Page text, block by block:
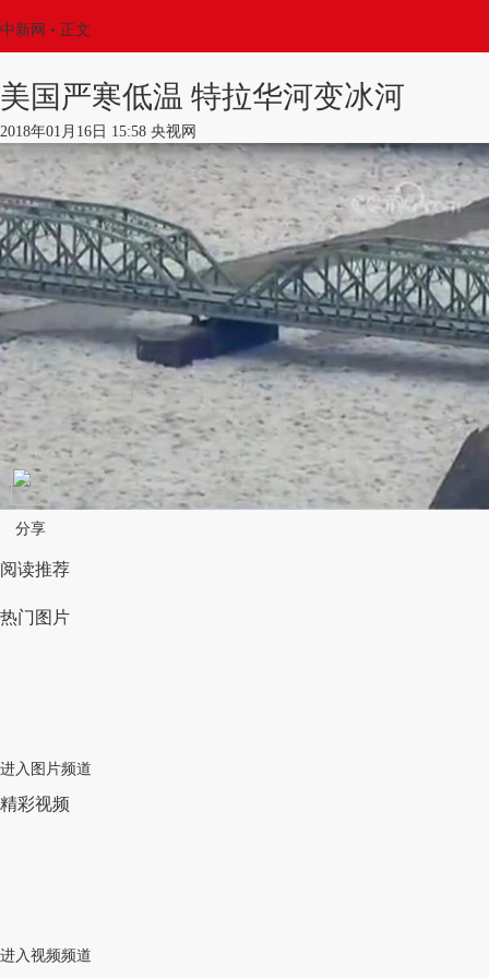
中新网 • 正文
美国严寒低温 特拉华河变冰河
2018年01月16日 15:58 央视网
分享
阅读推荐
热门图片
进入图片频道
精彩视频
进入视频频道